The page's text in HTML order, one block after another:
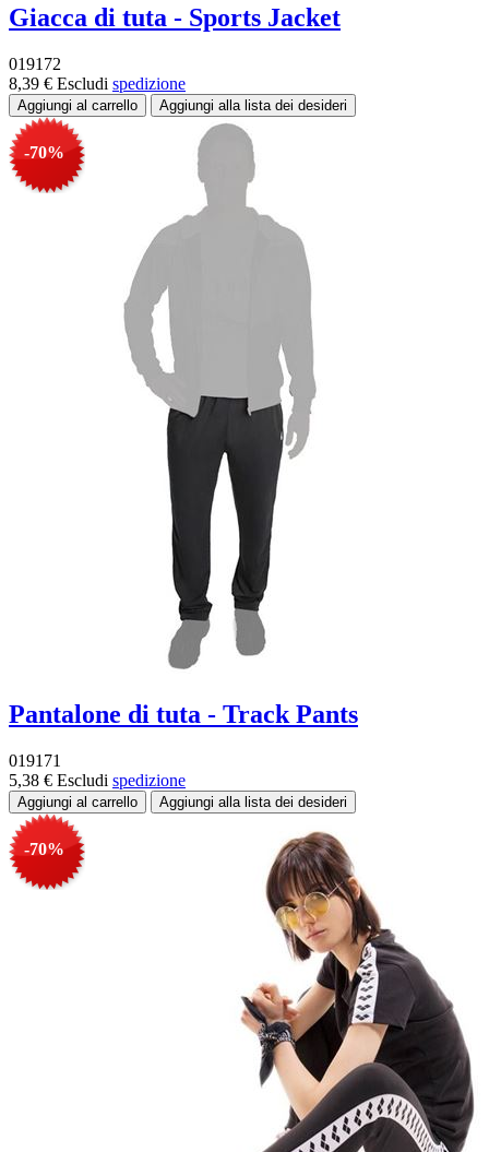
Giacca di tuta - Sports Jacket
019172
8,39 € Escludi spedizione
-70%
Pantalone di tuta - Track Pants
019171
5,38 € Escludi spedizione
-70%